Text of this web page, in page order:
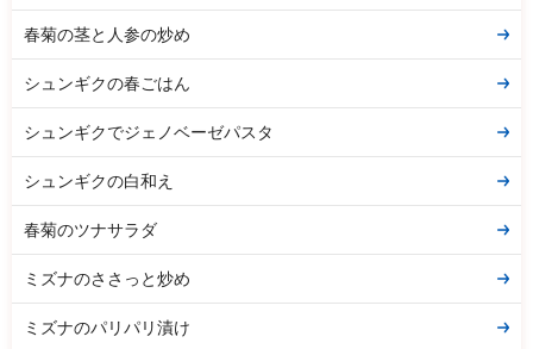
春菊の茎と人参の炒め
シュンギクの春ごはん
シュンギクでジェノベーゼパスタ
シュンギクの白和え
春菊のツナサラダ
ミズナのささっと炒め
ミズナのパリパリ漬け